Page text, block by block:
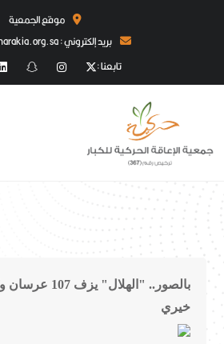
موقع الجمعية
بريد إلكتروني : harakia@harakia.org.sa
تابعنا :
بالصور..
خيري